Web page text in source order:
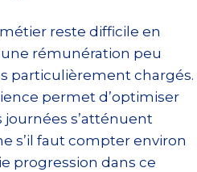
reste difficile en
rémunération peu
particulièrement chargés.
permet d’optimiser
journées s’atténuent
s’il faut compter environ
progression dans ce